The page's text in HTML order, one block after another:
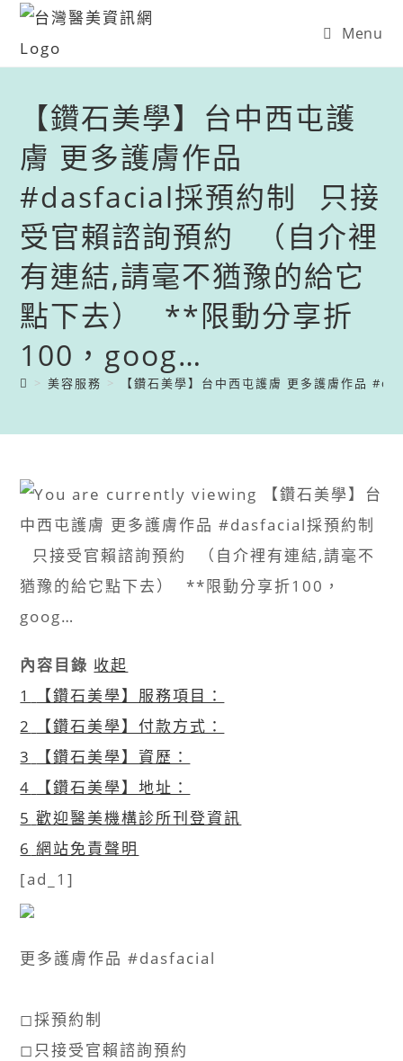
Menu
【鑽石美學】台中西屯護
膚 更多護膚作品
#dasfacial​ ​ ︎採預約制⠀​ ︎只接
受官賴諮詢預約⠀​ （自介裡
有連結,請毫不猶豫的給它
點下去）⠀​ **限動分享折
100，goog…
> 美容服務 > 【鑽石美學】台中西屯護膚 更多護膚作品
內容目錄 收起
1
【鑽石美學】服務項目：
2
【鑽石美學】付款方式：
3
【鑽石美學】資歷：
4
【鑽石美學】地址：
5 歡迎醫美機構診所刊登資訊
6 網站免責聲明
[ad_1]
更多護膚作品 #dasfacial​
◻︎採預約制⠀​
◻︎只接受官賴諮詢預約⠀​